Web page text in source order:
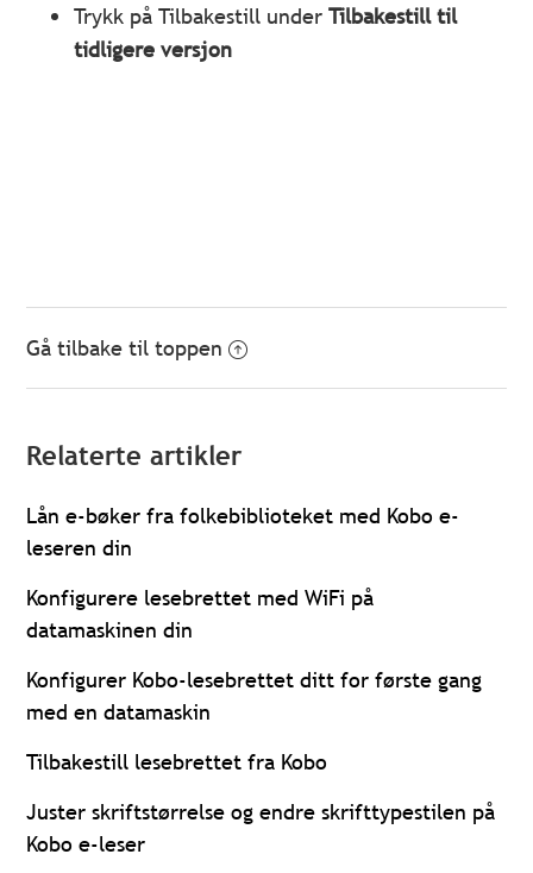
Trykk på Tilbakestill underTilbakestill til
tidligere versjon
Gå tilbake til toppen
Relaterte artikler
Lån e-bøker fra folkebiblioteket med Kobo e-
leseren din
Konfigurere lesebrettet med WiFi på
datamaskinen din
Konfigurer Kobo-lesebrettet ditt for første gang
med en datamaskin
Tilbakestill lesebrettet fra Kobo
Juster skriftstørrelse og endre skrifttypestilen på
Kobo e-leser